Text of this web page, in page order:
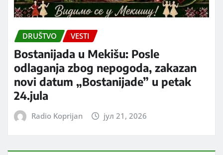
DRUŠTVO VESTI
Bostanijada u Mekišu: Posle
odlaganja zbog nepogoda, zakazan
novi datum „Bostanijade” u petak
24.jula
Radio Koprijan јул 21, 2026